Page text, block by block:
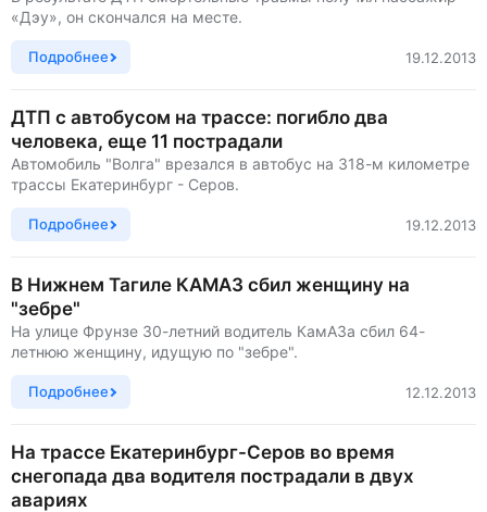
«Дэу», он скончался на месте.
Подробнее 19.12.2013
ДТП с автобусом на трассе: погибло два
человека, еще 11 пострадали
Автомобиль "Волга" врезался в автобус на 318-м километре
трассы Екатеринбург - Серов.
Подробнее 19.12.2013
В Нижнем Тагиле КАМАЗ сбил женщину на
"зебре"
На улице Фрунзе 30-летний водитель КамАЗа сбил 64-
летнюю женщину, идущую по "зебре".
Подробнее 12.12.2013
На трассе Екатеринбург-Серов во время
снегопада два водителя пострадали в двух
авариях